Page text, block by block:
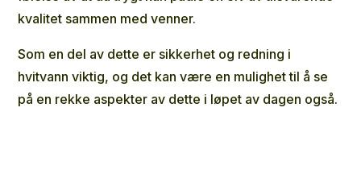
kvalitet sammen med venner.
Som en del av dette er sikkerhet og redning i
hvitvann viktig, og det kan være en mulighet til å se
på en rekke aspekter av dette i løpet av dagen også.